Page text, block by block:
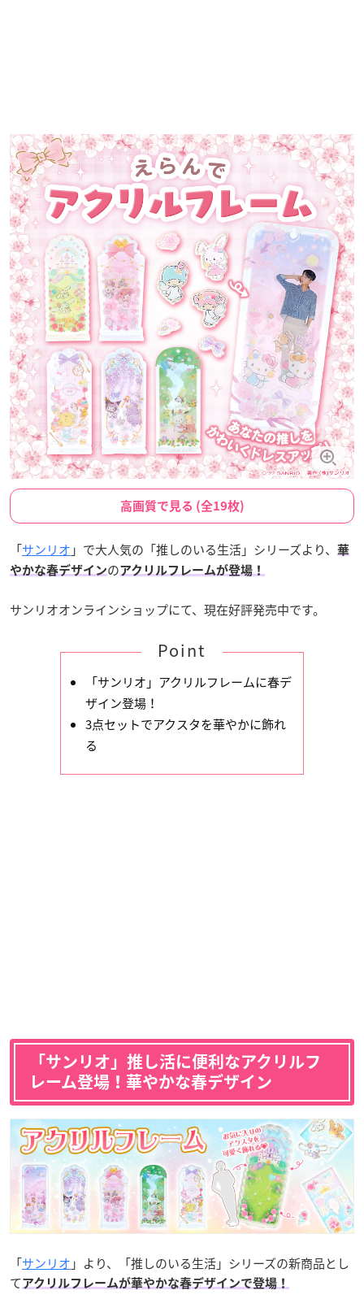
高画質で見る (全19枚)
「サンリオ 」で大人気の「推しのいる生活」シリーズより、
華
やかな春デザインのアクリルフレームが登場！
サンリオオンラインショップにて、現在好評発売中です。
Point
「サンリオ」アクリルフレームに春デ
ザイン登場！
3点セットでアクスタを華やかに飾れ
る
「サンリオ」推し活に便利なアクリルフ
レーム登場！華やかな春デザイン
「サンリオ 」より、「推しのいる生活」シリーズの新商品とし
てアクリルフレームが華やかな春デザインで登場！